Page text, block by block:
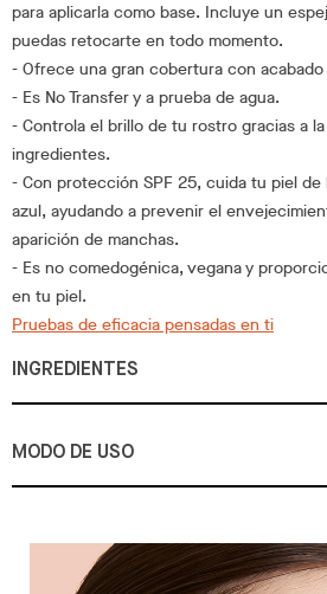
para aplicarla como base. Incluye un
puedas retocarte en todo momento.
- Ofrece una gran cobertura con
- Es No Transfer y a prueba de agua.
- Controla el brillo de tu rostro gracias a
ingredientes.
- Con protección SPF 25, cuida tu piel de
azul, ayudando a prevenir el
aparición de manchas.
- Es no comedogénica, vegana y
en tu piel.
Pruebas de eficacia pensadas en ti
INGREDIENTES
MODO DE USO